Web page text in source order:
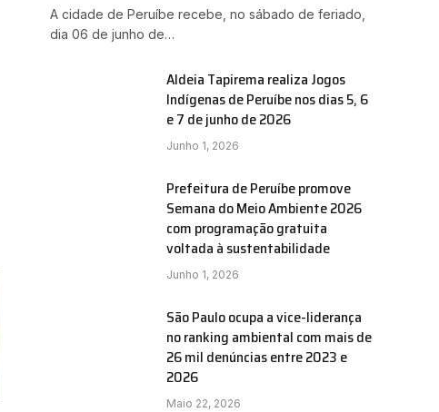
A cidade de Peruíbe recebe, no sábado de feriado,
dia 06 de junho de…
Aldeia Tapirema realiza Jogos
Indígenas de Peruíbe nos dias 5, 6
e 7 de junho de 2026
Junho 1, 2026
Prefeitura de Peruíbe promove
Semana do Meio Ambiente 2026
com programação gratuita
voltada à sustentabilidade
Junho 1, 2026
São Paulo ocupa a vice-liderança
no ranking ambiental com mais de
26 mil denúncias entre 2023 e
2026
Maio 22, 2026